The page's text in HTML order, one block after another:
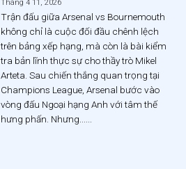
Tháng 4 11, 2026
Trận đấu giữa Arsenal vs Bournemouth
không chỉ là cuộc đối đầu chênh lệch
trên bảng xếp hạng, mà còn là bài kiểm
tra bản lĩnh thực sự cho thầy trò Mikel
Arteta. Sau chiến thắng quan trọng tại
Champions League, Arsenal bước vào
vòng đấu Ngoại hạng Anh với tâm thế
hưng phấn. Nhưng......